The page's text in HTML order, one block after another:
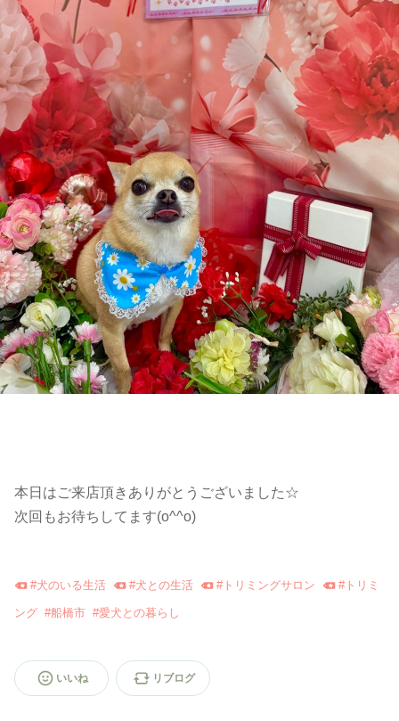
本日はご来店頂きありがとうございました☆
次回もお待ちしてます(o^^o)
#犬のいる生活 #犬との生活 # トリミングサロン # トリミ
ング #船橋市 #愛犬との暮らし
いいね リブログ